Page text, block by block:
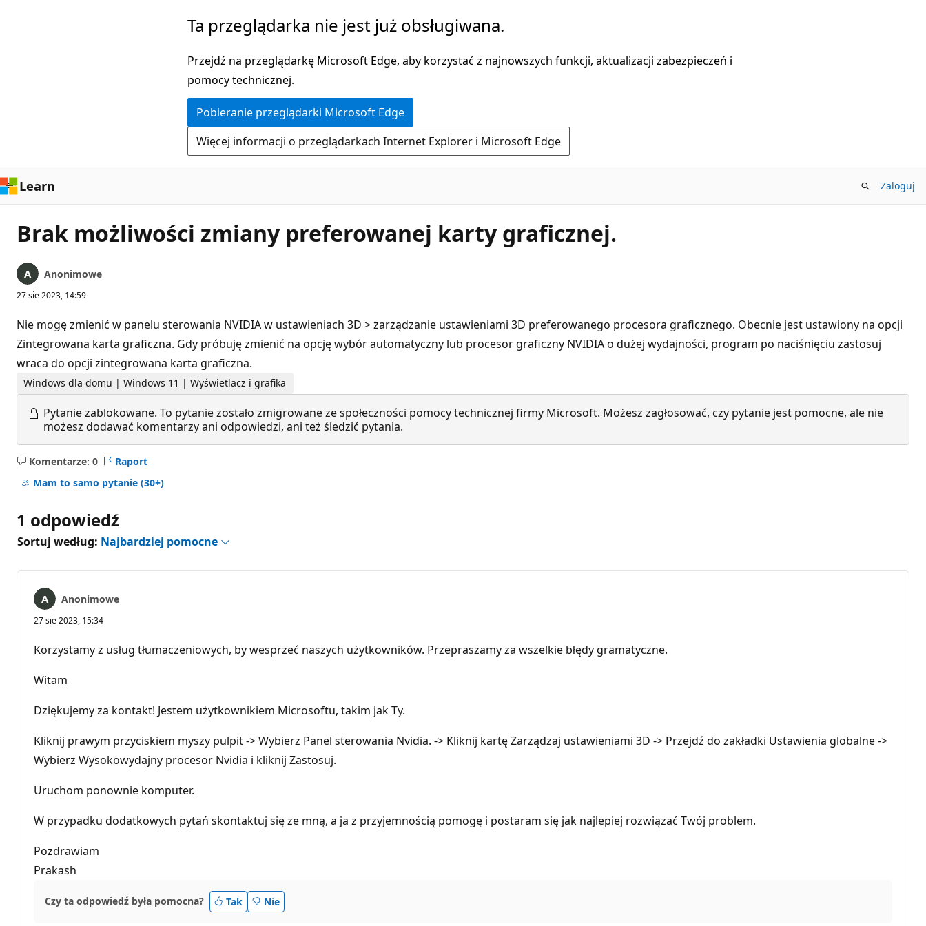
Ta przeglądarka nie jest już obsługiwana.
Przejdź na przeglądarkę Microsoft Edge, aby korzystać z najnowszych funkcji, aktualizacji zabezpieczeń i
pomocy technicznej.
Pobieranie przeglądarki Microsoft Edge
Więcej informacji o przeglądarkach Internet Explorer i Microsoft Edge
Learn Zaloguj
Brak możliwości zmiany preferowanej karty graficznej.
Anonimowe
27 sie 2023, 14:59
Nie mogę zmienić w panelu sterowania NVIDIA w ustawieniach 3D > zarządzanie ustawieniami 3D preferowanego procesora graficznego. Obecnie jest ustawiony na opcji
Zintegrowana karta graficzna. Gdy próbuję zmienić na opcję wybór automatyczny lub procesor graficzny NVIDIA o dużej wydajności, program po naciśnięciu zastosuj
wraca do opcji zintegrowana karta graficzna.
Windows dla domu | Windows 11 | Wyświetlacz i grafika
Pytanie zablokowane. To pytanie zostało zmigrowane ze społeczności pomocy technicznej firmy Microsoft. Możesz zagłosować, czy pytanie jest pomocne, ale nie
możesz dodawać komentarzy ani odpowiedzi, ani też śledzić pytania.
Komentarze: 0
Brak
komentarzy
Raport
Mam to samo pytanie (30+)
1 odpowiedź
Sortuj według: Najbardziej pomocne
Anonimowe
27 sie 2023, 15:34
Korzystamy z usług tłumaczeniowych, by wesprzeć naszych użytkowników. Przepraszamy za wszelkie błędy gramatyczne.
Witam
Dziękujemy za kontakt! Jestem użytkownikiem Microsoftu, takim jak Ty.
Kliknij prawym przyciskiem myszy pulpit -> Wybierz Panel sterowania Nvidia. -> Kliknij kartę Zarządzaj ustawieniami 3D -> Przejdź do zakładki Ustawienia globalne ->
Wybierz Wysokowydajny procesor Nvidia i kliknij Zastosuj.
Uruchom ponownie komputer.
W przypadku dodatkowych pytań skontaktuj się ze mną, a ja z przyjemnością pomogę i postaram się jak najlepiej rozwiązać Twój problem.
Pozdrawiam
Prakash
Czy ta odpowiedź była pomocna? Tak Nie